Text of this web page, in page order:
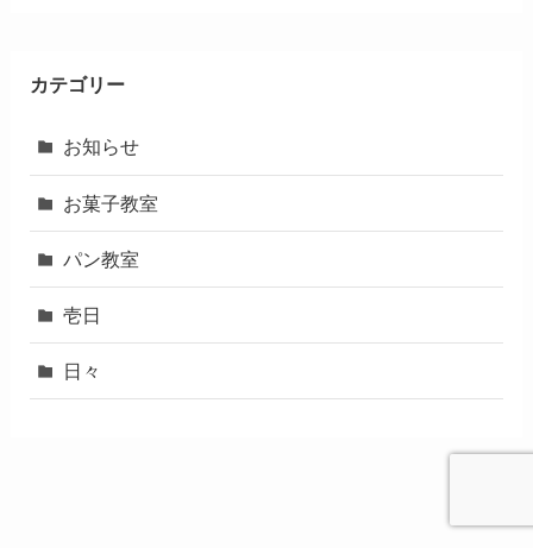
カテゴリー
お知らせ
お菓子教室
パン教室
壱日
日々